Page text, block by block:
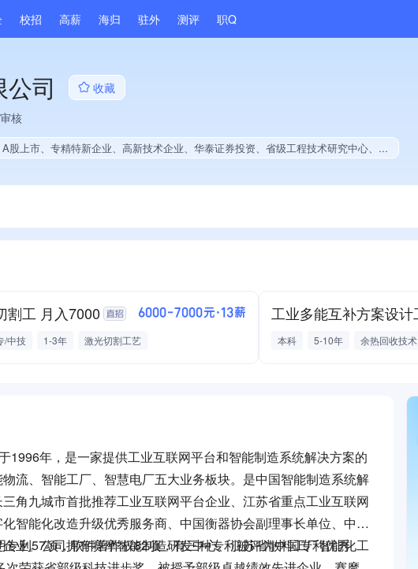
校招 高薪 海归 驻外 测评 职Q
司
收藏
核
A股上市、专精特新企业、高新技术企业、华泰证券投资、省级工程技术研究中心、央企供应商、上市企业供应商、战略性新兴领域创新能力、绝对控股7家公司、薪资水平全省同行前20%、旗下品牌同行前5%、A级纳税人、知名品牌供应商、多产业布局、拥有节能环保技术、拥有自主品牌、拥有高价值专利、专利授权量同领域前5%、技术布局行业领先、经营年限全国同行前5%、集团核心成员、权威管理体系认证、权威产品认证、创新型中小企业、全国多家直营店、大学生就业贡献、2025年公开项目中标、拥有绿色资质、拥有工艺创新能力、拥有多项著作权、软件研发量位于同行前40%、2025年度软件研发量增长
割工 月入7000 6000-7000元·13薪
/中技 1-3年 激光切割工艺 本科 5-10年 余热回收技术
年，是一家提供工业互联网平台和智能制造系统解决方案的
流、智能工厂、智慧电厂五大业务板块。是中国智能制造系统解
角九城市首批推荐工业互联网平台企业、江苏省重点工业互联网
智能化改造升级优秀服务商、中国衡器协会副理事长单位、中国
业。公司拥有赛摩智能制造研发中心、江苏省散料工厂智能化工
利57项，软件著作权82项，有三种专利被评为中国专利优秀